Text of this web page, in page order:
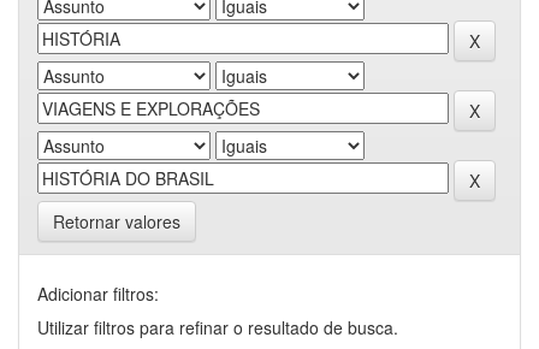
Retornar valores
Adicionar filtros:
Utilizar filtros para refinar o resultado de busca.